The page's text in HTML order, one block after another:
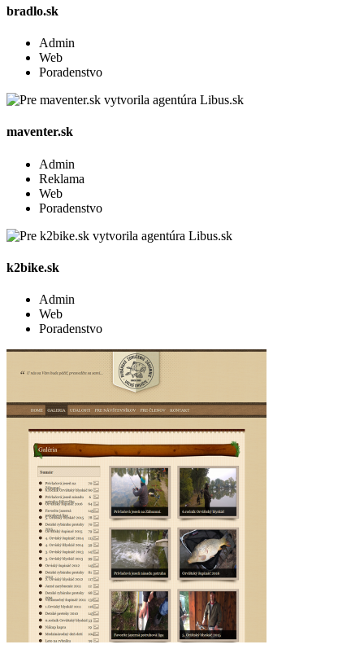
bradlo.sk
Admin
Web
Poradenstvo
maventer.sk
Admin
Reklama
Web
Poradenstvo
k2bike.sk
Admin
Web
Poradenstvo